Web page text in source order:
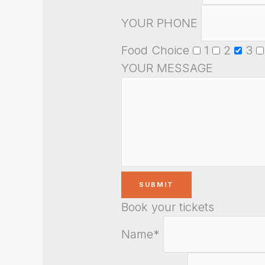
YOUR PHONE
Food Choice
1 2 3
YOUR MESSAGE
Book your tickets
Name*